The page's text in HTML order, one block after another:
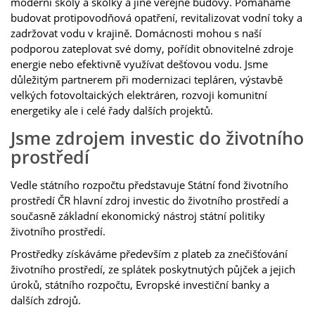
budovat protipovodňová opatření, revitalizovat vodní toky a
zadržovat vodu v krajině. Domácnosti mohou s naší
podporou zateplovat své domy, pořídit obnovitelné zdroje
energie nebo efektivně využívat dešťovou vodu. Jsme
důležitým partnerem při modernizaci tepláren, výstavbě
velkých fotovoltaických elektráren, rozvoji komunitní
energetiky ale i celé řady dalších projektů.
Jsme zdrojem investic do životního
prostředí
Vedle státního rozpočtu představuje Státní fond životního
prostředí ČR hlavní zdroj investic do životního prostředí a
současně základní ekonomický nástroj státní politiky
životního prostředí.
Prostředky získáváme především z plateb za znečišťování
životního prostředí, ze splátek poskytnutých půjček a jejich
úroků, státního rozpočtu, Evropské investiční banky a
dalších zdrojů.